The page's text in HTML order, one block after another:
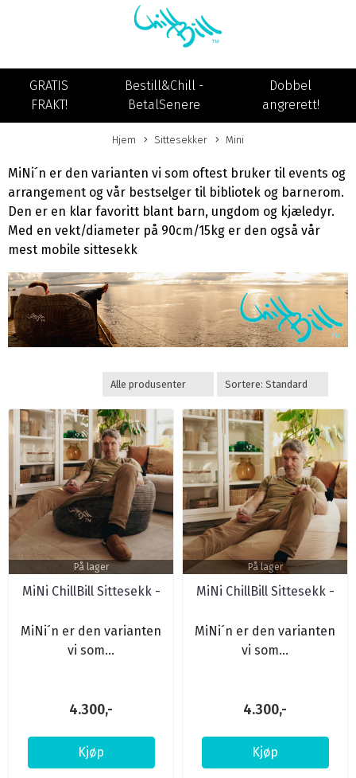
GRATIS
FRAKT!
Bestill&Chill -
BetalSenere
Dobbel
angrerett!
Hjem Sittesekker Mini
MiNi´n er den varianten vi som oftest bruker til events og
arrangement og vår bestselger til bibliotek og barnerom.
Den er en klar favoritt blant barn, ungdom og kjæledyr.
Med en vekt/diameter på 90cm/15kg er den også vår
mest mobile sittesekk
På lager
MiNi ChillBill Sittesekk -
MiNi´n er den varianten
vi som...
4.300,-
Kjøp
På lager
MiNi ChillBill Sittesekk -
MiNi´n er den varianten
vi som...
4.300,-
Kjøp